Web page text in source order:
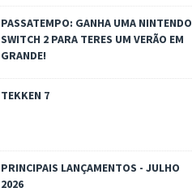
PASSATEMPO: GANHA UMA NINTENDO
SWITCH 2 PARA TERES UM VERÃO EM
GRANDE!
TEKKEN 7
PRINCIPAIS LANÇAMENTOS - JULHO
2026